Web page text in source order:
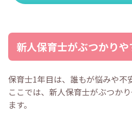
新人保育士がぶつかり
保育士1年目は、誰もが悩みや不
ここでは、新人保育士がぶつか
ます。